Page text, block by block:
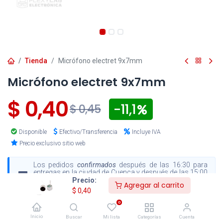
Precio:
$ 0,40
Agregar al carrito
Inicio Buscar
0
Mi lista Categorías Cuenta
Tienda Micrófono electret 9x7mm
Micrófono electret 9x7mm
$ 0,40$0,45 - 11,1
Disponible Efectivo/Transferencia
Incluye IVA
Precio exclusivo sitio web
Los pedidos confirmadosdespués de las 16:30 para
entregas en la ciudad de Cuenca y después de las 15:00
para envíos al resto del país, serán procesados el
siguiente día hábil